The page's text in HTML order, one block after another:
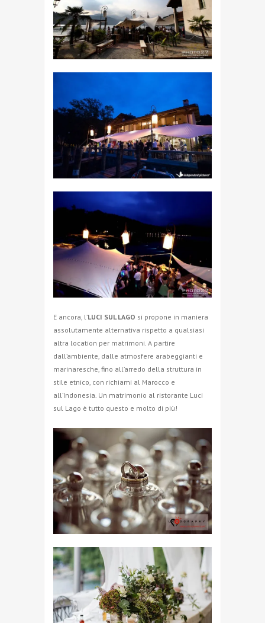
E ancora, l’LUCI SUL LAGO si propone in maniera
assolutamente alternativa rispetto a qualsiasi
altra location per matrimoni. A partire
dall’ambiente, dalle atmosfere arabeggianti e
marinaresche, fino all’arredo della struttura in
stile etnico, con richiami al Marocco e
all’Indonesia. Un matrimonio al ristorante Luci
sul Lago è tutto questo e molto di più!